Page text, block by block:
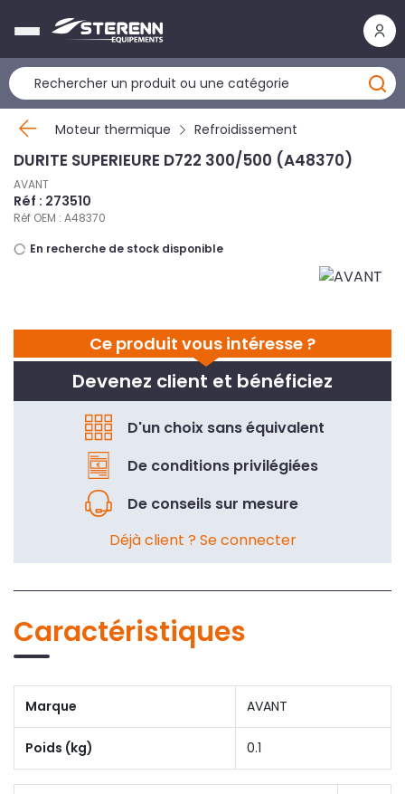
Moteur thermique Refroidissement
Ce produit vous intéresse ?
Devenez client et bénéficiez
D'un choix sans équivalent
De conditions privilégiées
De conseils sur mesure
Déjà client ? Se connecter
DURITE SUPERIEURE D722 300/500 (A48370)
AVANT
Réf : 273510
Réf OEM : A48370
En recherche de stock disponible
Caractéristiques
Marque AVANT
Poids (kg) 0.1